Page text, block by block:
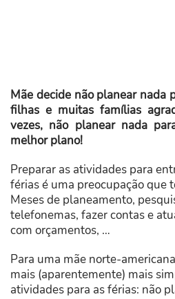
Mãe decide não planear nada
filhas e muitas famílias
vezes, não planear nada
melhor plano!
Preparar as atividades para
férias é uma preocupação que
Meses de planeamento,
telefonemas, fazer contas e
com orçamentos, …
Para uma mãe norte-
mais (aparentemente) mais
atividades para as férias: não